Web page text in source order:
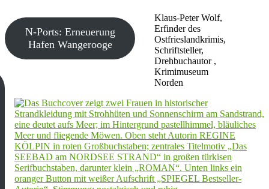
Klaus-Peter Wolf,
Erfinder des
Ostfrieslandkrimis,
Schriftsteller,
Drehbuchautor ,
Krimimuseum
Norden
N-Ports: Erneuerung
Hafen Wangerooge